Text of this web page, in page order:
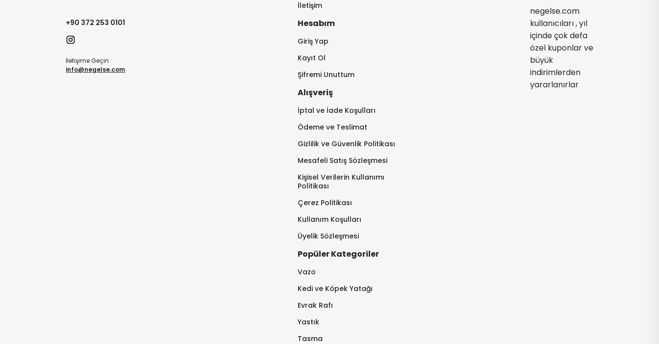
+90 372 253 0101
İletişime Geçin
info@negelse.com
İletişim
Hesabım
Giriş Yap
Kayıt Ol
Şifremi Unuttum
Alışveriş
İptal ve İade Koşulları
Ödeme ve Teslimat
Gizlilik ve Güvenlik Politikası
Mesafeli Satış Sözleşmesi
Kişisel Verilerin Kullanımı
Politikası
Çerez Politikası
Kullanım Koşulları
Üyelik Sözleşmesi
Popüler Kategoriler
Vazo
Kedi ve Köpek Yatağı
Evrak Rafı
Yastık
Tasma
negelse.com
kullanıcıları , yıl
içinde çok defa
özel kuponlar ve
büyük
indirimlerden
yararlanırlar